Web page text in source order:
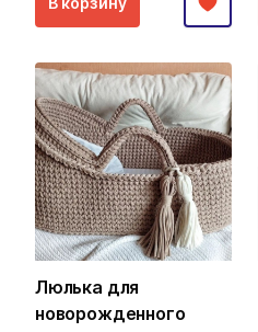
Люлька для
новорожденного